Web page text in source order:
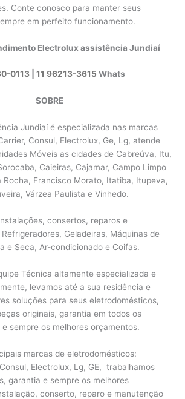
Conte conosco para manter seus
em perfeito funcionamento.
Electrolux assistência Jundiaí
0113| 11 96213-3615 Whats
SOBRE
Jundiaí é especializada nas marcas
Consul, Electrolux, Ge, Lg, atende
Móveis as cidades de Cabreúva, Itu,
Caieiras, Cajamar, Campo Limpo
Rocha, Francisco Morato, Itatiba, Itupeva,
Várzea Paulista e Vinhedo.
consertos, reparos e
Geladeiras, Máquinas de
e Seca, Ar-condicionado e Coifas.
Técnica altamente especializada e
levamos até a sua residência e
soluções para seus eletrodomésticos,
originais, garantia em todos os
sempre os melhores orçamentos.
marcas de eletrodomésticos:
Electrolux, Lg, GE, trabalhamos
garantia e sempre os melhores
conserto, reparo e manutenção